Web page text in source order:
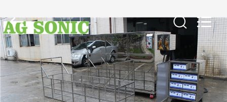
ДОМ
ПРОДУКТЫ
limited.
All
Rights
Reserved.